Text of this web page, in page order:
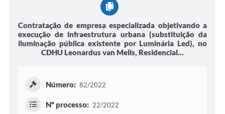
Contratação de empresa especializada objetivando a
execução de infraestrutura urbana (substituição da
iluminação pública existente por Luminária Led), no
CDHU Leonardus van Melis, Residencial...
Número: 82/2022
Nº processo: 22/2022